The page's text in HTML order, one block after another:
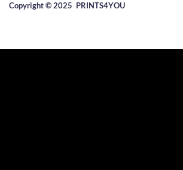
Copyright © 2025 ​PRINTS4YOU